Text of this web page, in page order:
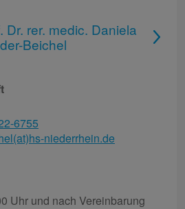
Dr. rer. medic. Daniela
Beichel
6755
niederrhein.de
Uhr und nach Vereinbarung